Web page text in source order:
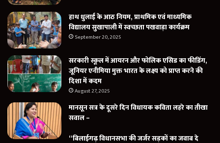
हाथ धुलाई के आठ नियम, प्राथमिक एवं माध्यमिक
विद्यालय सुखापाली में स्वच्छता पखवाड़ा कार्यक्रम
September 20, 2025
सरकारी स्कूल में आयरन और फोलिक एसिड का फीडिंग,
जूनियर एनीमिया मुक्त भारत के लक्ष्य को प्राप्त करने की
दिशा में कदम
August 27, 2025
मानसून सत्र के दूसरे दिन विधायक कविता लहरे का तीखा
सवाल –
“बिलाईगढ़ विधानसभा की जर्जर सड़कों का जवाब दे